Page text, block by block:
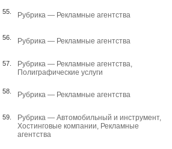
55. Рубрика — Рекламные агентства
56. Рубрика — Рекламные агентства
57. Рубрика — Рекламные агентства,
Полиграфические услуги
58. Рубрика — Рекламные агентства
59. Рубрика — Автомобильный и инструмент,
Хостинговые компании, Рекламные
агентства